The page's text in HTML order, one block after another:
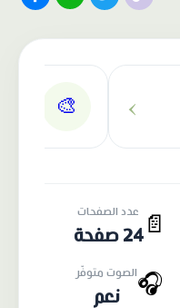
›
🎨
📄
عدد الصفحات
24 صفحة
🎧الصوت متوفّر
نعم